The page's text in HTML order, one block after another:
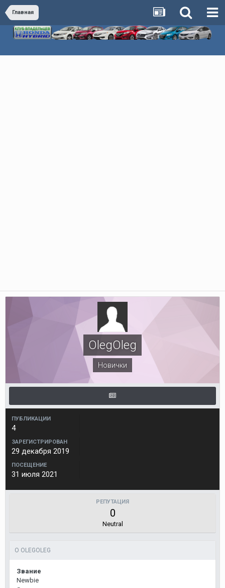
Главная
OlegOleg
Новички
ПУБЛИКАЦИИ
4
ЗАРЕГИСТРИРОВАН
29 декабря 2019
ПОСЕЩЕНИЕ
31 июля 2021
РЕПУТАЦИЯ
0
Neutral
О OLEGOLEG
Звание
Newbie